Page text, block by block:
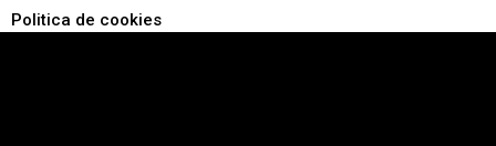
Politica de cookies